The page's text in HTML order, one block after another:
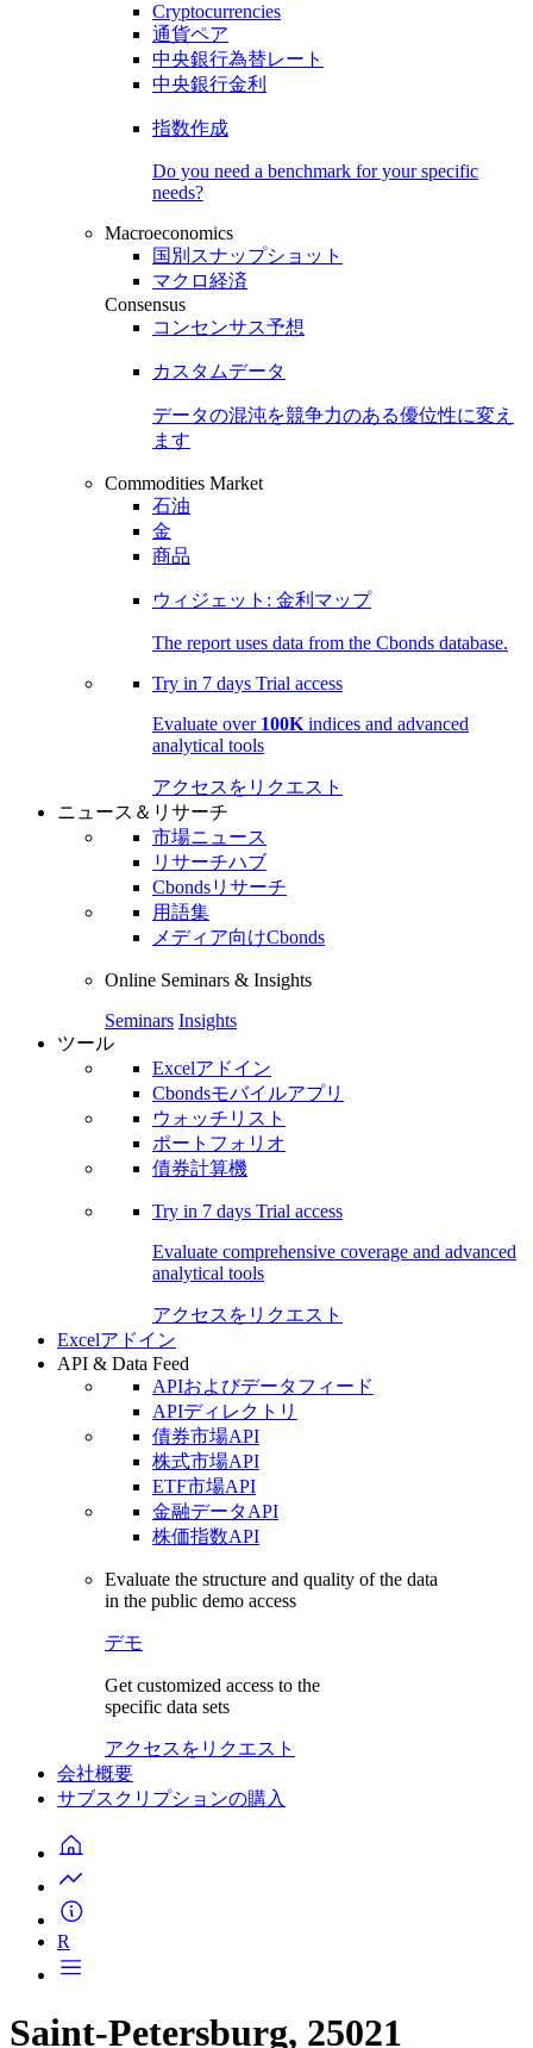
Cryptocurrencies
通貨ペア
中央銀行為替レート
中央銀行金利
指数作成
Do you need a benchmark for your specific
needs?
Macroeconomics
国別スナップショット
マクロ経済
Consensus
コンセンサス予想
カスタムデータ
データの混沌を競争力のある優位性に変え
ます
Commodities Market
石油
金
商品
ウィジェット: 金利マップ
The report uses data from the Cbonds database.
Try in 7 days Trial access
Evaluate over 100K indices and advanced
analytical tools
アクセスをリクエスト
ニュース＆リサーチ
市場ニュース
リサーチハブ
Cbondsリサーチ
用語集
メディア向けCbonds
Online Seminars & Insights
Seminars Insights
ツール
Excelアドイン
Cbondsモバイルアプリ
ウォッチリスト
ポートフォリオ
債券計算機
Try in 7 days Trial access
Evaluate comprehensive coverage and advanced
analytical tools
アクセスをリクエスト
Excelアドイン
API & Data Feed
APIおよびデータフィード
APIディレクトリ
債券市場API
株式市場API
ETF市場API
金融データAPI
株価指数API
Evaluate the structure and quality of the data
in the public demo access
デモ
Get customized access to the
specific data sets
アクセスをリクエスト
会社概要
サブスクリプションの購入
R
Saint-Petersburg, 25021